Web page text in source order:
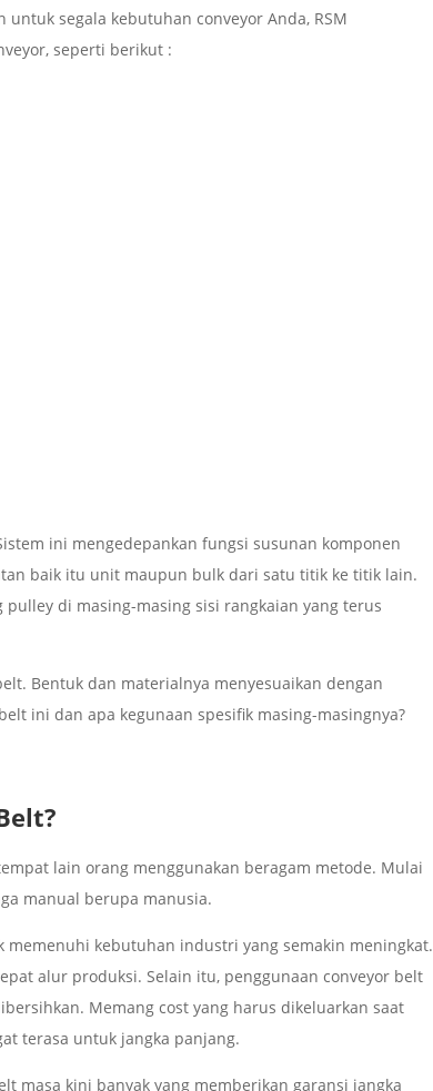
untuk segala kebutuhan conveyor Anda, RSM
seperti berikut :
ini mengedepankan fungsi susunan komponen
baik itu unit maupun bulk dari satu titik ke titik lain.
di masing-masing sisi rangkaian yang terus
Bentuk dan materialnya menyesuaikan dengan
ini dan apa kegunaan spesifik masing-masingnya?
lain orang menggunakan beragam metode. Mulai
manual berupa manusia.
kebutuhan industri yang semakin meningkat.
alur produksi. Selain itu, penggunaan conveyor belt
Memang cost yang harus dikeluarkan saat
terasa untuk jangka panjang.
masa kini banyak yang memberikan garansi jangka